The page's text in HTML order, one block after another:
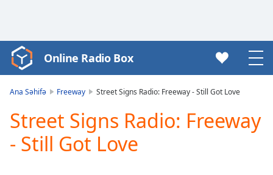
Video
Player
Play
Video
Online Radio Box
Ana Səhifə Freeway Street Signs Radio: Freeway - Still Got Love
Street Signs Radio: Freeway
- Still Got Love